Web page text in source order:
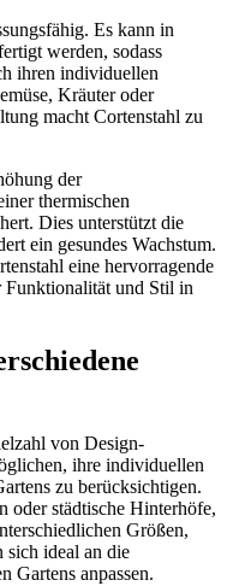
Es kann in
werden, sodass
ihren individuellen
Kräuter oder
macht Cortenstahl zu
der
thermischen
Dies unterstützt die
ein gesundes Wachstum.
eine hervorragende
Funktionalität und Stil in
von Design-
ihre individuellen
zu berücksichtigen.
oder städtische Hinterhöfe,
Größen,
sich ideal an die
Gartens anpassen.